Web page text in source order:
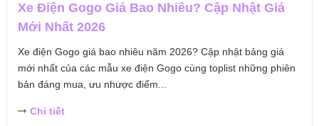
Xe Điện Gogo Giá Bao Nhiêu? Cập Nhật Giá
Mới Nhất 2026
Xe điện Gogo giá bao nhiêu năm 2026? Cập nhật bảng giá
mới nhất của các mẫu xe điện Gogo cùng toplist những phiên
bản đáng mua, ưu nhược điểm...
Chi tiết